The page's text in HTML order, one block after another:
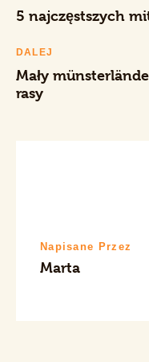
5 najczęstszych
DALEJ
Mały
rasy
Napisane Przez
Marta